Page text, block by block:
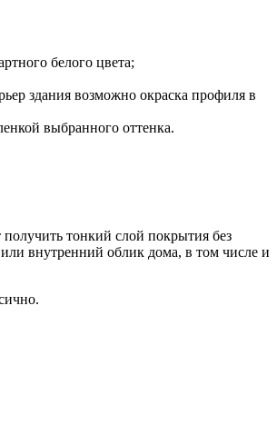
белого цвета;
здания возможно окраска профиля в
выбранного оттенка.
тонкий слой покрытия без
внутренний облик дома, в том числе и